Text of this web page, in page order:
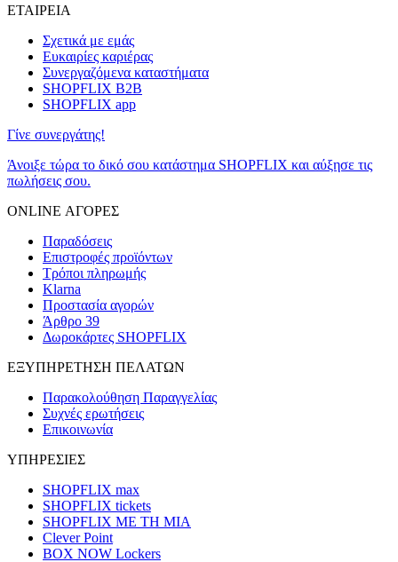
ΕΤΑΙΡΕΙΑ
Σχετικά με εμάς
Ευκαιρίες καριέρας
Συνεργαζόμενα καταστήματα
SHOPFLIX B2B
SHOPFLIX app
Γίνε συνεργάτης!
Άνοιξε τώρα το δικό σου κατάστημα SHOPFLIX και αύξησε τις
πωλήσεις σου.
ONLINE ΑΓΟΡΕΣ
Παραδόσεις
Επιστροφές προϊόντων
Τρόποι πληρωμής
Klarna
Προστασία αγορών
Άρθρο 39
Δωροκάρτες SHOPFLIX
ΕΞΥΠΗΡΕΤΗΣΗ ΠΕΛΑΤΩΝ
Παρακολούθηση Παραγγελίας
Συχνές ερωτήσεις
Επικοινωνία
ΥΠΗΡΕΣΙΕΣ
SHOPFLIX max
SHOPFLIX tickets
SHOPFLIX ΜΕ ΤΗ ΜΙΑ
Clever Point
BOX NOW Lockers